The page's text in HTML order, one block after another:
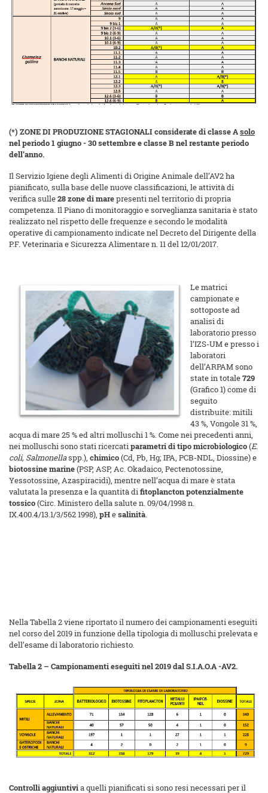
(*) ZONE DI PRODUZIONE STAGIONALI considerate di classe Asolo
nel periodo 1 giugno - 30 settembre e classe B nel restante periodo
dell’anno.
Il Servizio Igiene degli Alimenti di Origine Animale dell’AV2 ha
pianificato, sulla base delle nuove classificazioni, le attività di
verifica sulle28 zone di marepresenti nel territorio di propria
competenza. Il Piano di monitoraggio e sorveglianza sanitaria è stato
realizzato nel rispetto delle frequenze e secondo le modalità
operative di campionamento indicate nel Decreto del Dirigente della
P.F. Veterinaria e Sicurezza Alimentare n. 11 del 12/01/2017.
Le matrici
campionate e
sottoposte ad
analisi di
laboratorio presso
l’IZS-UM e presso i
laboratori
dell’ARPAM sono
state in totale729
(Grafico 1) come di
seguito
distribuite: mitili
43 %, Vongole 31 %,
acqua di mare 25 % ed altri molluschi 1 %. Come nei precedenti anni,
nei molluschi sono stati ricercatiparametri di tipo microbiologico(E.
coli, Salmonellaspp.), chimico(Cd, Pb, Hg; IPA, PCB-NDL, Diossine) e
biotossine marine(PSP, ASP, Ac. Okadaico, Pectenotossine,
Yessotossine, Azaspiracidi), mentre nell’acqua di mare è stata
valutata la presenza e la quantità difitoplancton potenzialmente
tossico(Circ. Ministero della salute n. 09/04/1998 n.
IX.400.4/13.1/3/562 1998), pHesalinità.
Nella Tabella 2 viene riportato il numero dei campionamenti eseguiti
nel corso del 2019 in funzione della tipologia di molluschi prelevata e
dell’esame di laboratorio richiesto.
Tabella 2 – Campionamenti eseguiti nel 2019 dal S.I.A.O.A -AV2.
Controlli aggiuntivia quelli pianificati si sono resi necessari per il